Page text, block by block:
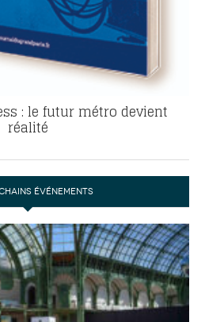
: le futur métro devient
réalité
ÉVÉNEMENTS